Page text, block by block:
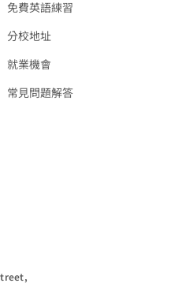
免費英語練習
分校地址
就業機會
常見問題解答